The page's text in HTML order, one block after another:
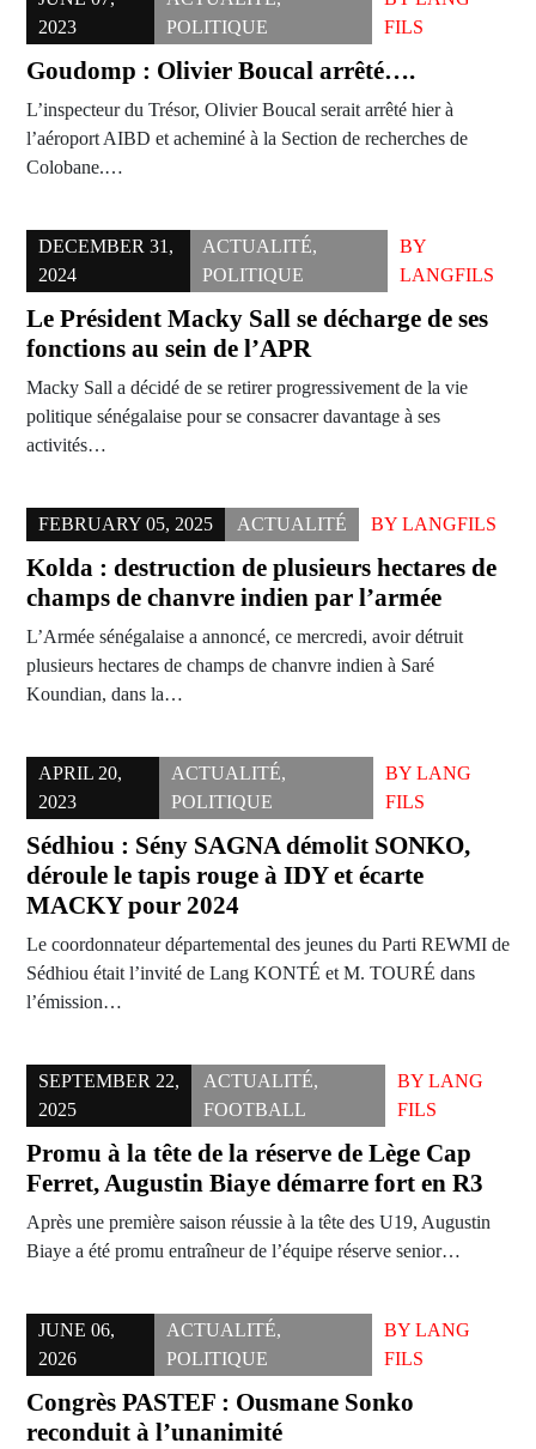
2023
POLITIQUE
FILS
Goudomp : Olivier Boucal arrêté….
L’inspecteur du Trésor, Olivier Boucal serait arrêté hier à
l’aéroport AIBD et acheminé à la Section de recherches de
Colobane.…
DECEMBER 31,
2024
ACTUALITÉ,
POLITIQUE
BY
LANGFILS
Le Président Macky Sall se décharge de ses
fonctions au sein de l’APR
Macky Sall a décidé de se retirer progressivement de la vie
politique sénégalaise pour se consacrer davantage à ses
activités…
FEBRUARY 05, 2025 ACTUALITÉ BY LANGFILS
Kolda : destruction de plusieurs hectares de
champs de chanvre indien par l’armée
L’Armée sénégalaise a annoncé, ce mercredi, avoir détruit
plusieurs hectares de champs de chanvre indien à Saré
Koundian, dans la…
APRIL 20,
2023
ACTUALITÉ,
POLITIQUE
BYLANG
FILS
Sédhiou : Sény SAGNA démolit SONKO,
déroule le tapis rouge à IDY et écarte
MACKY pour 2024
Le coordonnateur départemental des jeunes du Parti REWMI de
Sédhiou était l’invité de Lang KONTÉ et M. TOURÉ dans
l’émission…
SEPTEMBER 22,
2025
ACTUALITÉ,
FOOTBALL
BYLANG
FILS
Promu à la tête de la réserve de Lège Cap
Ferret, Augustin Biaye démarre fort en R3
Après une première saison réussie à la tête des U19, Augustin
Biaye a été promu entraîneur de l’équipe réserve senior…
JUNE 06,
2026
ACTUALITÉ,
POLITIQUE
BY LANG
FILS
Congrès PASTEF : Ousmane Sonko
reconduit à l’unanimité